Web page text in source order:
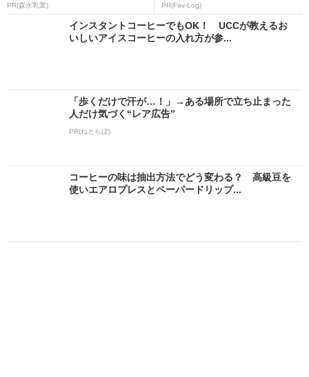
PR(森永乳業) PR(Fav-Log)
インスタントコーヒーでもOK！ UCCが教えるお
いしいアイスコーヒーの入れ方が参...
「歩くだけで汗が…！」→ある場所で立ち止まった
人だけ気づく“レア広告”
PR(ねとらぼ)
コーヒーの味は抽出方法でどう変わる？ 高級豆を
使いエアロプレスとペーパードリップ...